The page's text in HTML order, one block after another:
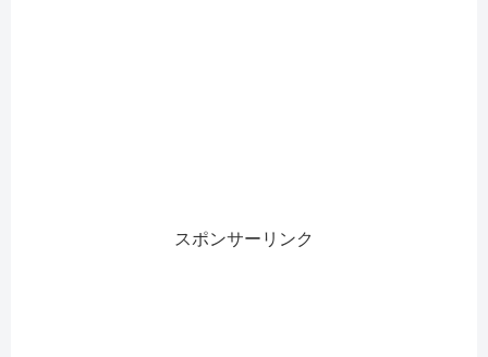
スポンサーリンク